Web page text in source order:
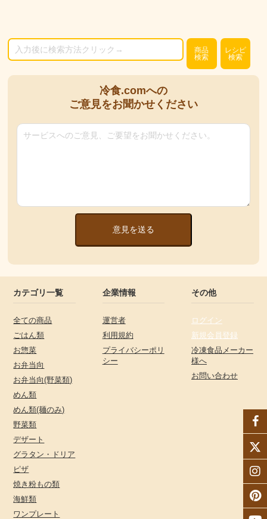
商品
検索
レシピ
検索
冷食.comへの
ご意見をお聞かせください
意見を送る
カテゴリ一覧
全ての商品
ごはん類
お惣菜
お弁当向
お弁当向(野菜類)
めん類
めん類(麺のみ)
野菜類
デザート
グラタン・ドリア
ピザ
焼き粉もの類
海鮮類
ワンプレート
企業情報
運営者
利用規約
プライバシーポリ
シー
その他
ログイン
新規会員登録
冷凍食品メーカー
様へ
お問い合わせ